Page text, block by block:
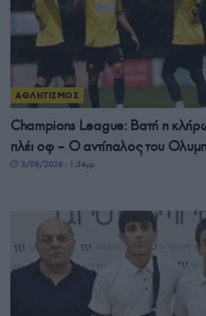
ΑΘΛΗΤΙΣΜΟΣ
Champions League: Βατή η
πλέι οφ – Ο αντίπαλος του
3/08/2026 - 1:54μμ